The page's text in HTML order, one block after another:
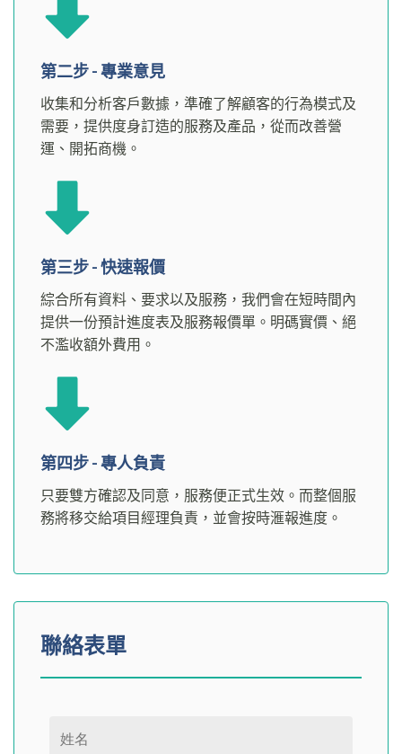
第二步 - 專業意見
收集和分析客戶數據，準確了解顧客的行為模式及
需要，提供度身訂造的服務及產品，從而改善營
運、開拓商機。
第三步 - 快速報價
綜合所有資料、要求以及服務，我們會在短時間內
提供一份預計進度表及服務報價單。明碼實價、絕
不濫收額外費用。
第四步 - 專人負責
只要雙方確認及同意，服務便正式生效。而整個服
務將移交給項目經理負責，並會按時滙報進度。
聯絡表單